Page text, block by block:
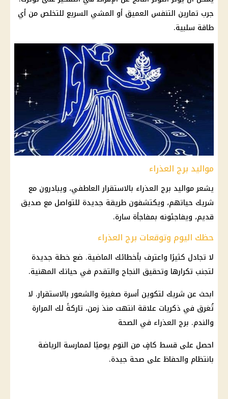
جرب تمارين التنفس العميق أو المشي السريع للتخلص من أي
طاقة سلبية.
مواليد برج العذراء
يشعرمواليد برج العذراء بالاستقرار العاطفي، ويبادرون مع
شريك حياتهم، ويكتشفون طريقة جديدة للتواصل مع صديق
قديم، ويفاجئونه بمفاجأة سارة.
حظك اليوم وتوقعات برج العذراء
لا تجادل كثيرًا واعترف بأخطائك الماضية. ضع خطة جديدة
لتجنب تكرارها وتحقيق النجاح والتقدم في حياتك المهنية.
ابحث عن شريك لتكوين أسرة صغيرة والشعور بالاستقرار. لا
تُغرق في ذكريات علاقة انتهت منذ زمن، تاركةً لك المرارة
والندم. برج العذراء في الصحة
احصل على قسط كافٍ من النوم يوميًا لممارسة الرياضة
بانتظام والحفاظ على صحة جيدة.